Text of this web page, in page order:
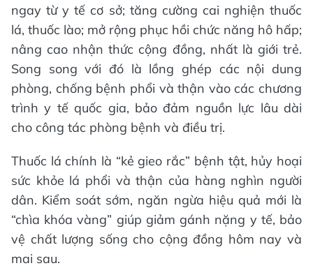
ngay từ y tế cơ sở; tăng cường cai nghiện thuốc
lá, thuốc lào; mở rộng phục hồi chức năng hô hấp;
nâng cao nhận thức cộng đồng, nhất là giới trẻ.
Song song với đó là lồng ghép các nội dung
phòng, chống bệnh phổi và thận vào các chương
trình y tế quốc gia, bảo đảm nguồn lực lâu dài
cho công tác phòng bệnh và điều trị.
Thuốc lá chính là “kẻ gieo rắc” bệnh tật, hủy hoại
sức khỏe lá phổi và thận của hàng nghìn người
dân. Kiểm soát sớm, ngăn ngừa hiệu quả mới là
“chìa khóa vàng” giúp giảm gánh nặng y tế, bảo
vệ chất lượng sống cho cộng đồng hôm nay và
mai sau.